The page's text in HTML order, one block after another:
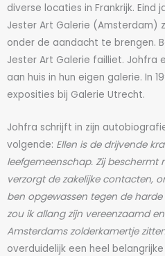
diverse locaties in Frankrijk.
Jester Art Galerie (Amsterdam)
onder de aandacht te brengen.
Jester Art Galerie failliet. Johfra
aan huis in hun eigen galerie. In
exposities bij Galerie Utrecht.
Johfra schrijft in zijn
volgende: Ellen is de drijvende
leefgemeenschap. Zij beschermt
verzorgt de zakelijke contacten,
ben opgewassen tegen de
zou ik allang zijn vereenzaamd
Amsterdams zolderkamertje
overduidelijk een heel